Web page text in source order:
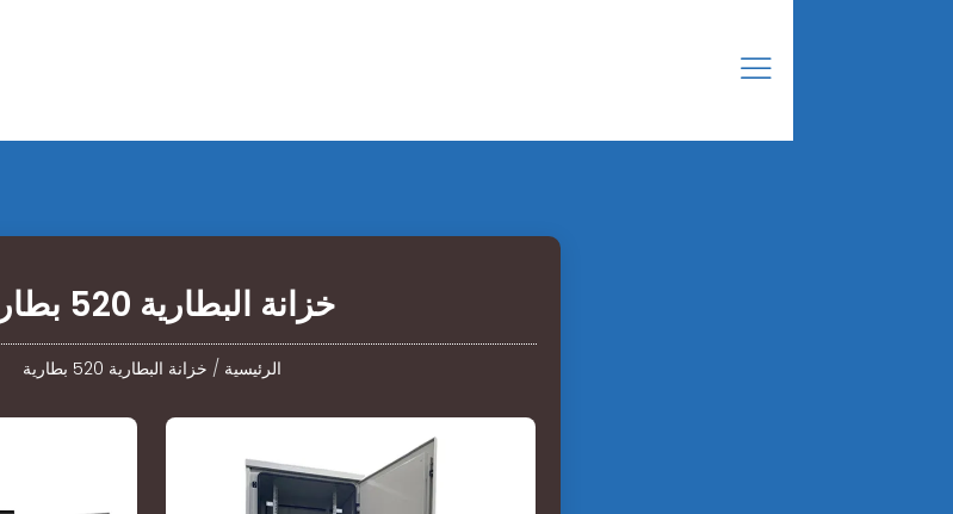
خزانة البطارية 520 بطارية
الرئيسية / خزانة البطارية 520 بطارية